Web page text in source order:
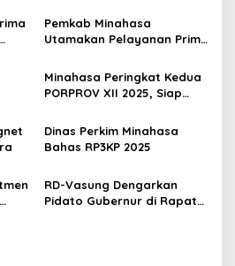
Pemkab Minahasa
Utamakan Pelayanan Prima
Minahasa Peringkat Kedua
PORPROV XII 2025, Siap
Dinas Perkim Minahasa
Bahas RP3KP 2025
RD-Vasung Dengarkan
Pidato Gubernur di Rapat